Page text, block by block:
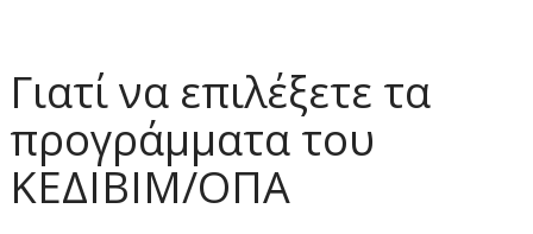
Γιατί να επιλέξετε τα
προγράμματα του
ΚΕΔΙΒΙΜ/ΟΠΑ